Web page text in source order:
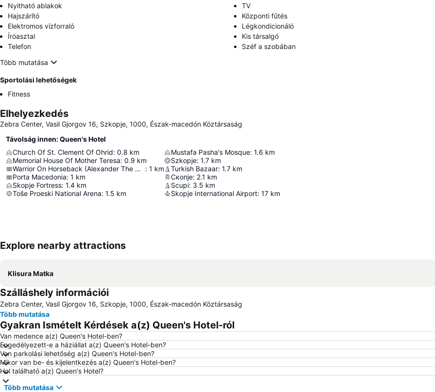
Nyitható ablakok
TV
Hajszárító
Központi fűtés
Elektromos vízforraló
Légkondicionáló
Íróasztal
Kis társalgó
Telefon
Széf a szobában
Több mutatása
Sportolási lehetőségek
Fitness
Elhelyezkedés
Zebra Center, Vasil Gjorgov 16, Szkopje, 1000, Észak-macedón Köztársaság
Távolság innen: Queen's Hotel
Church Of St. Clement Of Ohrid: 0.8 km
Memorial House Of Mother Teresa: 0.9 km
Warrior On Horseback (Alexander The Great Of Macedon)
: 1 km
Porta Macedonia: 1 km
Skopje Fortress: 1.4 km
Toše Proeski National Arena: 1.5 km
Mustafa Pasha's Mosque: 1.6 km
Szkopje: 1.7 km
Turkish Bazaar: 1.7 km
Скопје: 2.1 km
Scupi: 3.5 km
Skopje International Airport: 17 km
Explore nearby attractions
Klisura Matka
Szálláshely információi
Zebra Center, Vasil Gjorgov 16, Szkopje, 1000, Észak-macedón Köztársaság
Több mutatása
Gyakran Ismételt Kérdések a(z) Queen's Hotel-ról
Van medence a(z) Queen's Hotel-ben?
Engedélyezett-e a háziállat a(z) Queen's Hotel-ben?
Van parkolási lehetőség a(z) Queen's Hotel-ben?
Mikor van be- és kijelentkezés a(z) Queen's Hotel-ben?
Hol található a(z) Queen's Hotel?
Több mutatása